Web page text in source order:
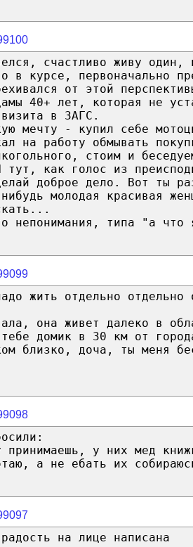
счастливо живу один,
в курсе, первоначально
от этой
40+ лет, которая не
в ЗАГС.
мечту - купил себе
на работу обмывать
стоим и
тут, как голос из
доброе дело. Вот ты
молодая красивая
непонимания, типа "а что
жить отдельно отдельно
она живет далеко в
домик в 30 км от
близко, доча, ты меня
у них мед
а не ебать их
на лице написана